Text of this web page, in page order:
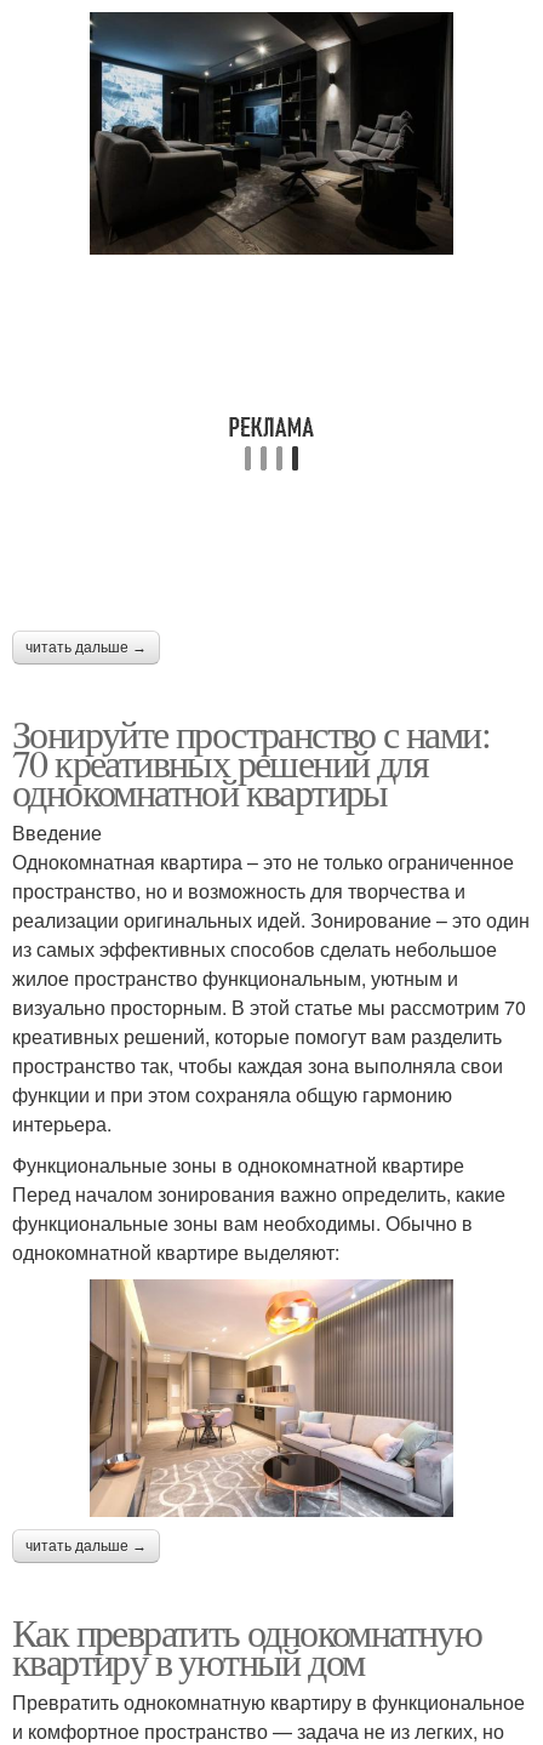
читать дальше →
Зонируйте пространство с нами:
70 креативных решений для
однокомнатной квартиры
Введение
Однокомнатная квартира – это не только ограниченное
пространство, но и возможность для творчества и
реализации оригинальных идей. Зонирование – это один
из самых эффективных способов сделать небольшое
жилое пространство функциональным, уютным и
визуально просторным. В этой статье мы рассмотрим 70
креативных решений, которые помогут вам разделить
пространство так, чтобы каждая зона выполняла свои
функции и при этом сохраняла общую гармонию
интерьера.
Функциональные зоны в однокомнатной квартире
Перед началом зонирования важно определить, какие
функциональные зоны вам необходимы. Обычно в
однокомнатной квартире выделяют:
читать дальше →
Как превратить однокомнатную
квартиру в уютный дом
Превратить однокомнатную квартиру в функциональное
и комфортное пространство — задача не из легких, но